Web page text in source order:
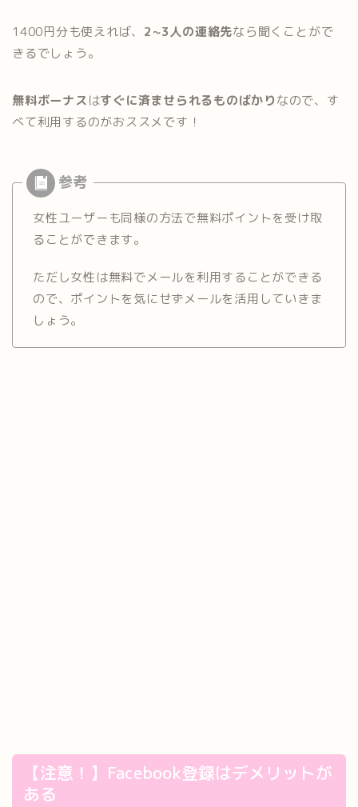
1400円分も使えれば、 2~3人の連絡先なら聞くことがで
きるでしょう。
無料ボーナスはすぐに済ませられるものばかりなので、す
べて利用するのがおススメです！
女性ユーザーも同様の方法で無料ポイントを受け取
ることができます。
ただし女性は無料でメールを利用することができる
ので、ポイントを気にせずメールを活用していきま
しょう。
【注意！】Facebook登録はデメリットが
ある